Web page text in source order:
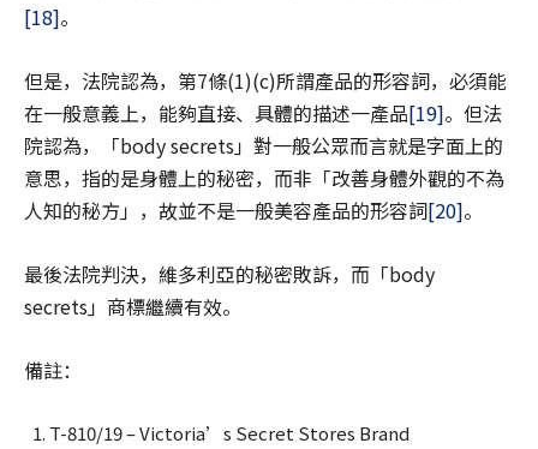
[18]。
但是，法院認為，第7條(1)(c)所謂產品的形容詞，必須能
在一般意義上，能夠直接、具體的描述一產品[19]。但法
院認為，「body secrets」對一般公眾而言就是字面上的
意思，指的是身體上的秘密，而非「改善身體外觀的不為
人知的秘方」，故並不是一般美容產品的形容詞[20]。
最後法院判決，維多利亞的秘密敗訴，而「body
secrets」商標繼續有效。
備註：
T-810/19 – Victoria’s Secret Stores Brand